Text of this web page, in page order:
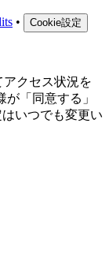
• Cookie設定
アクセス状況を
「同意する」
いつでも変更い